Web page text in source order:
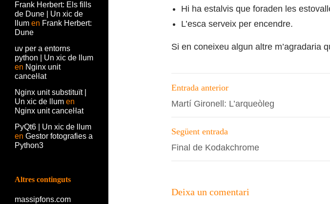
Hi ha estalvis que foraden les
L’esca serveix per encendre.
Si en coneixeu algun altre m’agradaria
Navegació
per
les
entrades
Entrada anterior
Martí Gironell: L’arqueòleg
Següent entrada
Final de Kodakchrome
Deixa un comentari
Frank Herbert: Els fills
de Dune | Un xic de
llum en Frank Herbert:
Dune
uv per a entorns
python | Un xic de llum
en Nginx unit
canceŀlat
Nginx unit substituït |
Un xic de llum en
Nginx unit canceŀlat
PyQt6 | Un xic de llum
en Gestor fotografies a
Python3
Altres continguts
massipfons.com